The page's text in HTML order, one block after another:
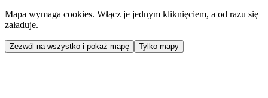
Mapa wymaga cookies. Włącz je jednym kliknięciem, a od razu się
załaduje.
Zezwól na wszystko i pokaż mapę Tylko mapy